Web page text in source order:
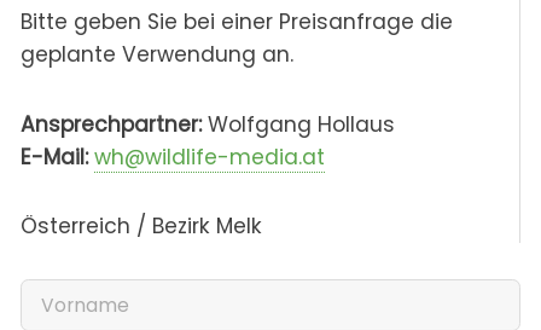
Bitte geben Sie bei einer Preisanfrage die
geplante Verwendung an.
Ansprechpartner:Wolfgang Hollaus
E-Mail: wh@wildlife-media.at
Österreich / Bezirk Melk